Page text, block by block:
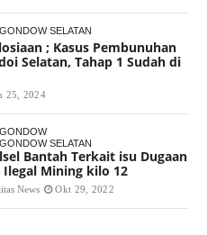
SELATAN
; Kasus Pembunuhan
Selatan, Tahap 1 Sudah di
25, 2024
SELATAN
Bantah Terkait isu Dugaan
Mining kilo 12
News Okt 29, 2022